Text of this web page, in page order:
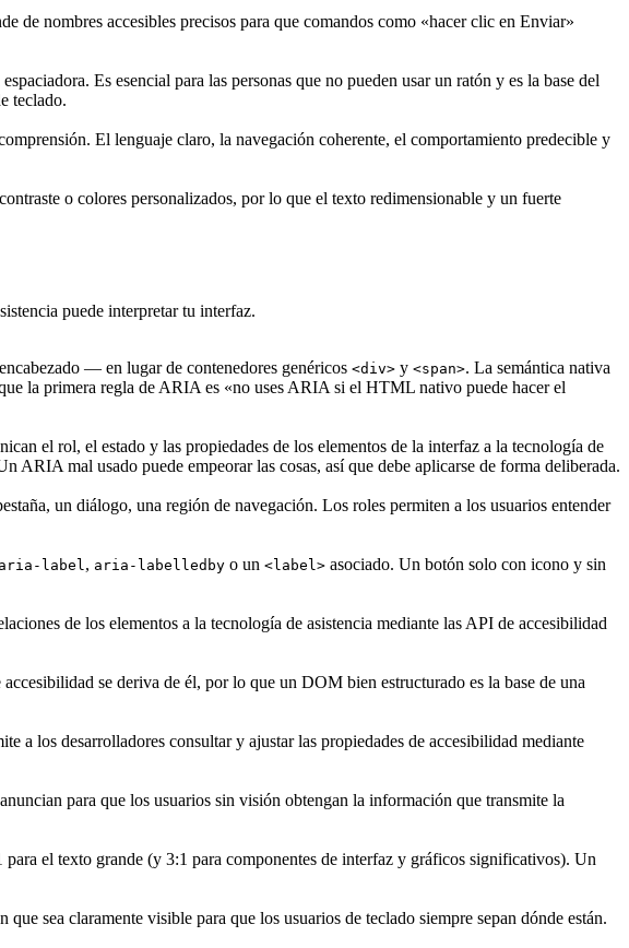
nombres accesibles precisos para que comandos como «hacer clic en Enviar»
Es esencial para las personas que no pueden usar un ratón y es la base del
teclado.
El lenguaje claro, la navegación coherente, el comportamiento predecible y
o colores personalizados, por lo que el texto redimensionable y un fuerte
puede interpretar tu interfaz.
— en lugar de contenedores genéricos <div> y <span>. La semántica nativa
la primera regla de ARIA es «no uses ARIA si el HTML nativo puede hacer el
el rol, el estado y las propiedades de los elementos de la interfaz a la tecnología de
ARIA mal usado puede empeorar las cosas, así que debe aplicarse de forma deliberada.
un diálogo, una región de navegación. Los roles permiten a los usuarios entender
aria-label, aria-labelledby o un <label> asociado. Un botón solo con icono y sin
de los elementos a la tecnología de asistencia mediante las API de accesibilidad
se deriva de él, por lo que un DOM bien estructurado es la base de una
los desarrolladores consultar y ajustar las propiedades de accesibilidad mediante
para que los usuarios sin visión obtengan la información que transmite la
el texto grande (y 3:1 para componentes de interfaz y gráficos significativos). Un
sea claramente visible para que los usuarios de teclado siempre sepan dónde están.